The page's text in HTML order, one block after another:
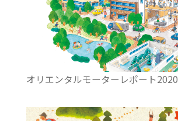
オリエンタルモーターレポート2020